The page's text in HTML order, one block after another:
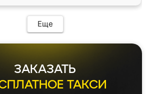
Еще
ЗАКАЗАТЬ
ТАКСИ